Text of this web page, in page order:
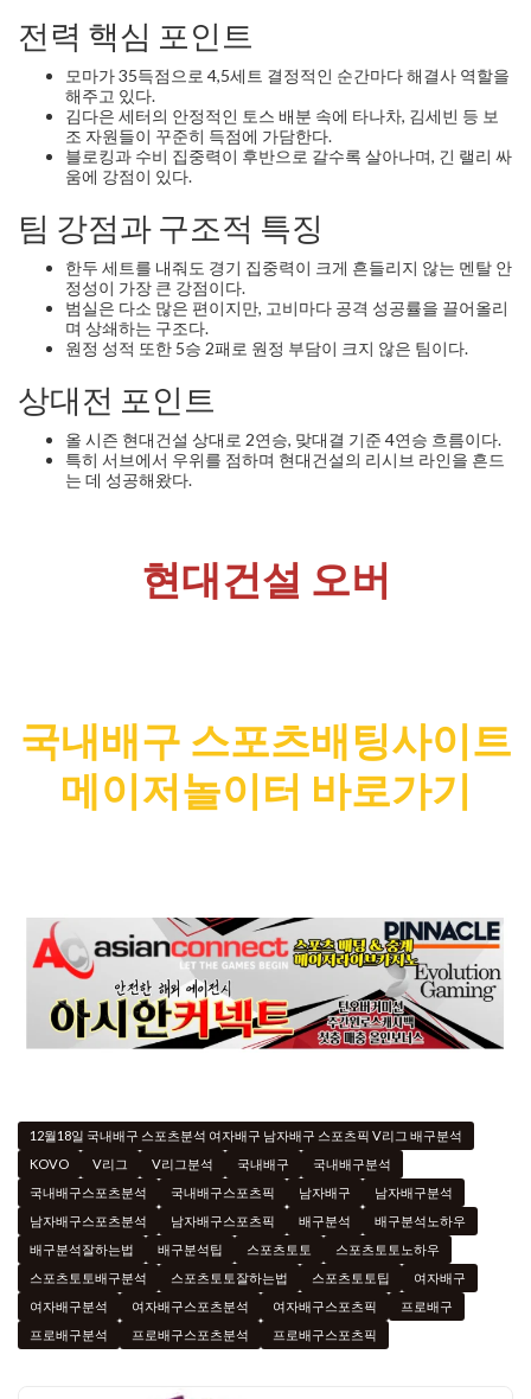
전력 핵심 포인트
모마가 35득점으로 4,5세트 결정적인 순간마다 해결사 역할을
해주고 있다.
김다은 세터의 안정적인 토스 배분 속에 타나차, 김세빈 등 보
조 자원들이 꾸준히 득점에 가담한다.
블로킹과 수비 집중력이 후반으로 갈수록 살아나며, 긴 랠리 싸
움에 강점이 있다.
팀 강점과 구조적 특징
한두 세트를 내줘도 경기 집중력이 크게 흔들리지 않는 멘탈 안
정성이 가장 큰 강점이다.
범실은 다소 많은 편이지만, 고비마다 공격 성공률을 끌어올리
며 상쇄하는 구조다.
원정 성적 또한 5승 2패로 원정 부담이 크지 않은 팀이다.
상대전 포인트
올 시즌 현대건설 상대로 2연승, 맞대결 기준 4연승 흐름이다.
특히 서브에서 우위를 점하며 현대건설의 리시브 라인을 흔드
는 데 성공해왔다.
현대건설 오버
국내배구 스포츠배팅사이트
메이저놀이터 바로가기
12월18일 국내배구 스포츠분석 여자배구 남자배구 스포츠픽 V리그 배구분석
KOVO
V리그 V리그분석 국내배구
국내배구분석
국내배구스포츠분석
국내배구스포츠픽 남자배구
남자배구분석
남자배구스포츠분석
남자배구스포츠픽 배구분석
배구분석노하우
배구분석잘하는법
배구분석팁 스포츠토토
스포츠토토노하우
스포츠토토배구분석
스포츠토토잘하는법 스포츠토토팁
여자배구
여자배구분석
여자배구스포츠분석 여자배구스포츠픽
프로배구
프로배구분석
프로배구스포츠분석 프로배구스포츠픽